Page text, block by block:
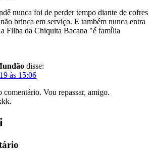
nunca foi de perder tempo diante de cofres
brinca em serviço. E também nunca entra
Filha da Chiquita Bacana "é família
disse:
às 15:06
comentário. Vou repassar, amigo.